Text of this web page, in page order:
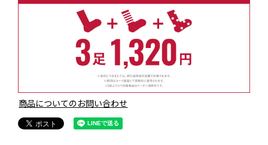
商品についてのお問い合わせ